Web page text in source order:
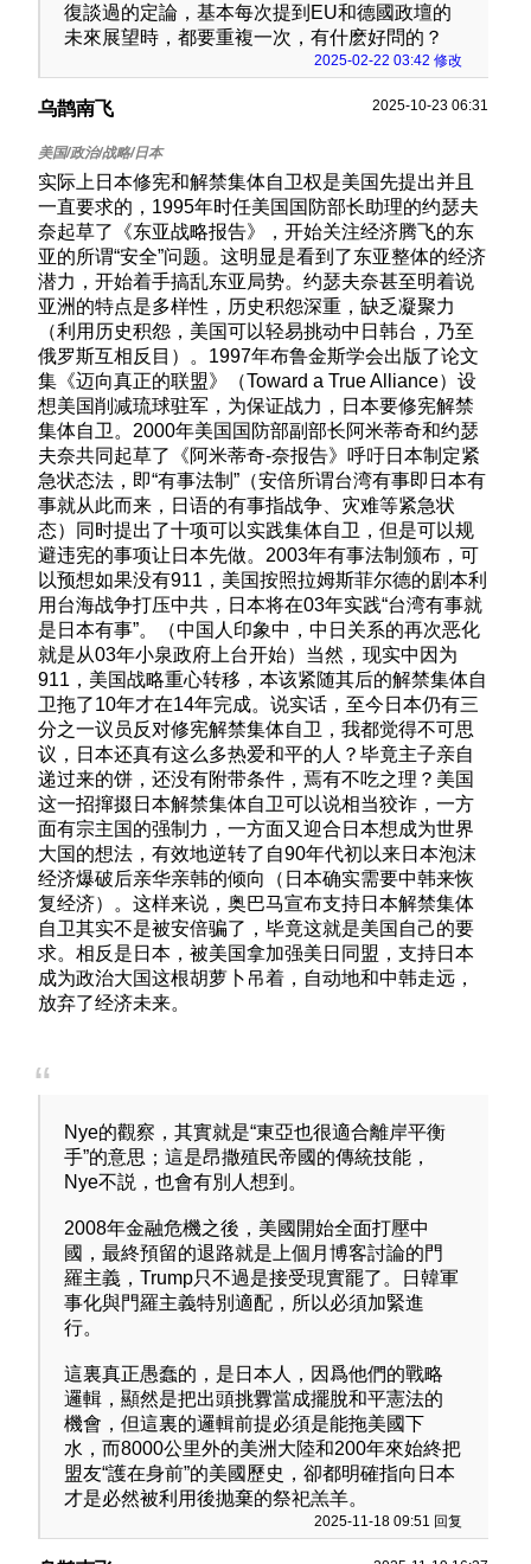
復談過的定論，基本每次提到EU和德國政壇的
未來展望時，都要重複一次，有什麽好問的？
2025-02-22 03:42 修改
乌鹊南飞 2025-10-23 06:31
实际上日本修宪和解禁集体自卫权是美国先提出并且
一直要求的，1995年时任美国国防部长助理的约瑟夫
奈起草了《东亚战略报告》，开始关注经济腾飞的东
亚的所谓“安全”问题。这明显是看到了东亚整体的经济
潜力，开始着手搞乱东亚局势。约瑟夫奈甚至明着说
亚洲的特点是多样性，历史积怨深重，缺乏凝聚力
（利用历史积怨，美国可以轻易挑动中日韩台，乃至
俄罗斯互相反目）。1997年布鲁金斯学会出版了论文
集《迈向真正的联盟》（Toward a True Alliance）设
想美国削减琉球驻军，为保证战力，日本要修宪解禁
集体自卫。2000年美国国防部副部长阿米蒂奇和约瑟
夫奈共同起草了《阿米蒂奇-奈报告》呼吁日本制定紧
急状态法，即“有事法制”（安倍所谓台湾有事即日本有
事就从此而来，日语的有事指战争、灾难等紧急状
态）同时提出了十项可以实践集体自卫，但是可以规
避违宪的事项让日本先做。2003年有事法制颁布，可
以预想如果没有911，美国按照拉姆斯菲尔德的剧本利
用台海战争打压中共，日本将在03年实践“台湾有事就
是日本有事”。（中国人印象中，中日关系的再次恶化
就是从03年小泉政府上台开始）当然，现实中因为
911，美国战略重心转移，本该紧随其后的解禁集体自
卫拖了10年才在14年完成。说实话，至今日本仍有三
分之一议员反对修宪解禁集体自卫，我都觉得不可思
议，日本还真有这么多热爱和平的人？毕竟主子亲自
递过来的饼，还没有附带条件，焉有不吃之理？美国
这一招撺掇日本解禁集体自卫可以说相当狡诈，一方
面有宗主国的强制力，一方面又迎合日本想成为世界
大国的想法，有效地逆转了自90年代初以来日本泡沫
经济爆破后亲华亲韩的倾向（日本确实需要中韩来恢
复经济）。这样来说，奥巴马宣布支持日本解禁集体
自卫其实不是被安倍骗了，毕竟这就是美国自己的要
求。相反是日本，被美国拿加强美日同盟，支持日本
成为政治大国这根胡萝卜吊着，自动地和中韩走远，
放弃了经济未来。
Nye的觀察，其實就是“東亞也很適合離岸平衡
手”的意思；這是昂撒殖民帝國的傳統技能，
Nye不説，也會有別人想到。
2008年金融危機之後，美國開始全面打壓中
國，最終預留的退路就是上個月博客討論的門
羅主義，Trump只不過是接受現實罷了。日韓軍
事化與門羅主義特別適配，所以必須加緊進
行。
這裏真正愚蠢的，是日本人，因爲他們的戰略
邏輯，顯然是把出頭挑釁當成擺脫和平憲法的
機會，但這裏的邏輯前提必須是能拖美國下
水，而8000公里外的美洲大陸和200年來始終把
盟友“護在身前”的美國歷史，卻都明確指向日本
才是必然被利用後抛棄的祭祀羔羊。
2025-11-18 09:51 回复